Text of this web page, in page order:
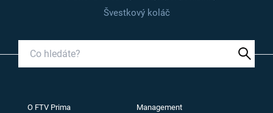
Švestkový koláč
O FTV Prima Management